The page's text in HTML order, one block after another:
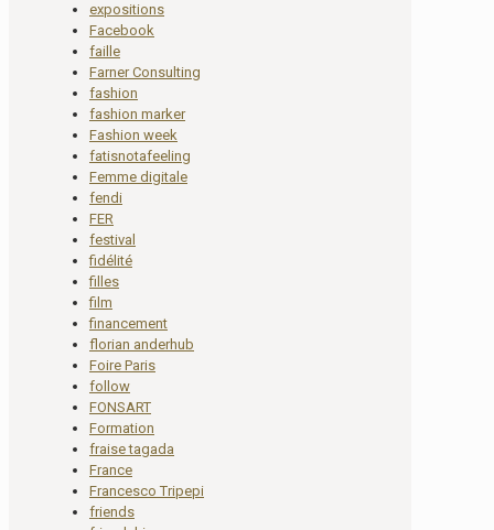
expositions
Facebook
faille
Farner Consulting
fashion
fashion marker
Fashion week
fatisnotafeeling
Femme digitale
fendi
FER
festival
fidélité
filles
film
financement
florian anderhub
Foire Paris
follow
FONSART
Formation
fraise tagada
France
Francesco Tripepi
friends